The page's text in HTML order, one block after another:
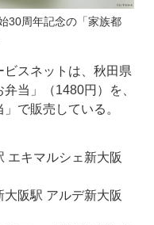
30周年記念の「家族都
スネットは、秋田県
当」（1480円）を、
で販売している。
エキマルシェ新大阪
大阪駅 アルデ新大阪